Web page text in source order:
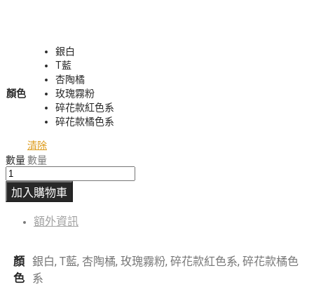
顏色
銀白
T藍
杏陶橘
玫瑰霧粉
碎花款紅色系
碎花款橘色系
清除
數量數量
加入購物車
額外資訊
顏
色
銀白, T藍, 杏陶橘, 玫瑰霧粉, 碎花款紅色系, 碎花款橘色
系